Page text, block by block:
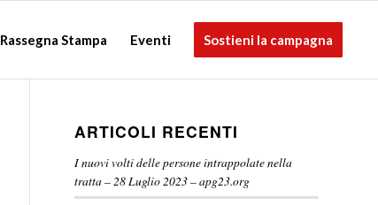
Rassegna Stampa Eventi Sostieni la campagna
ARTICOLI RECENTI
I nuovi volti delle persone intrappolate nella
tratta – 28 Luglio 2023 – apg23.org